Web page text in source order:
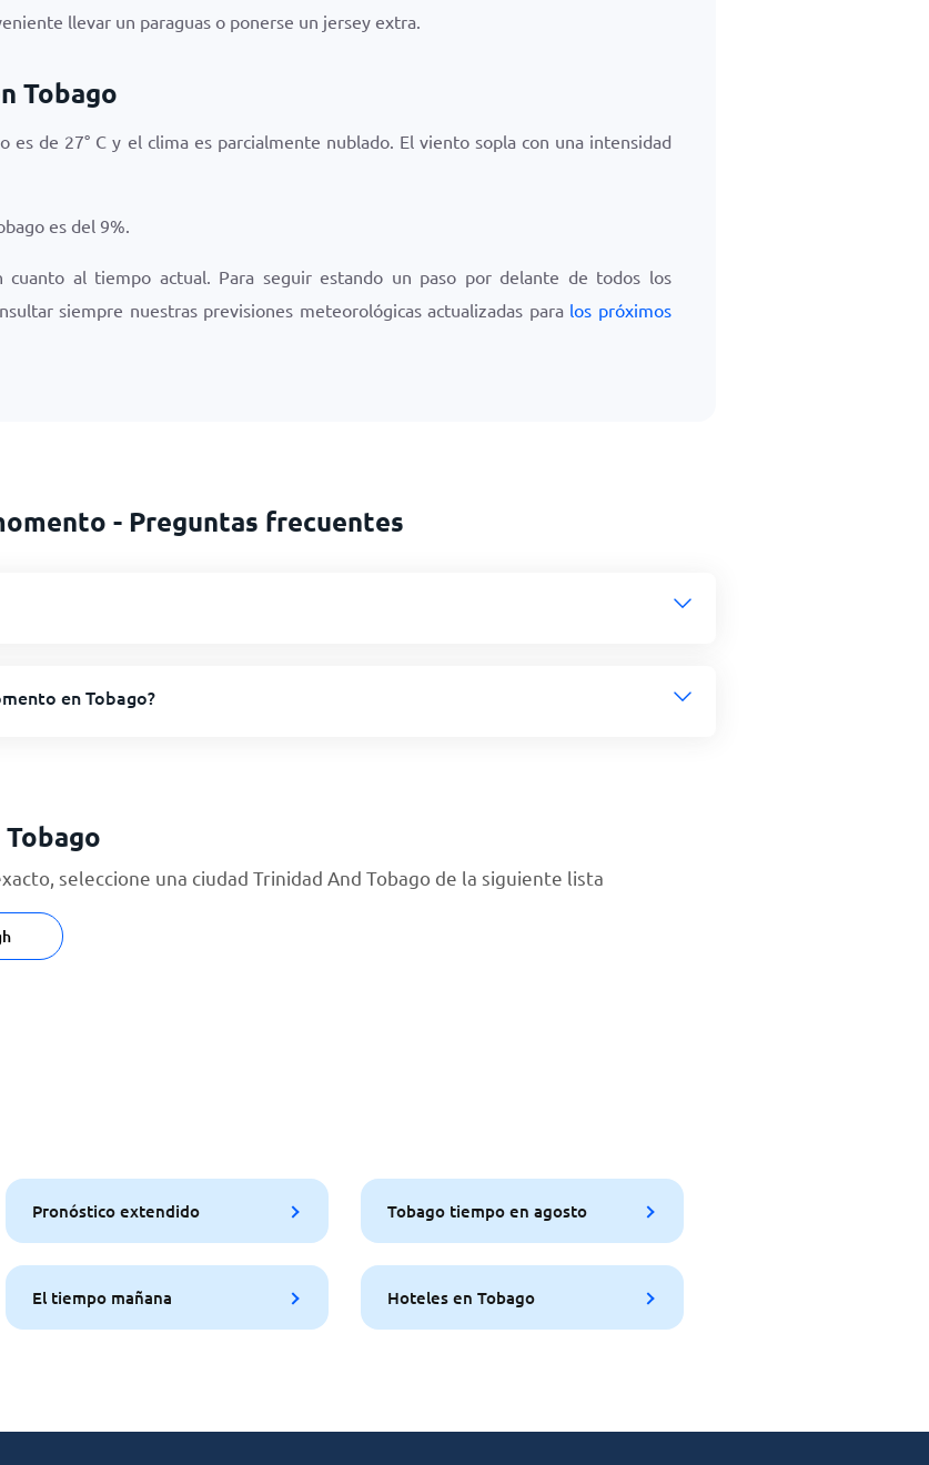
llevar un paraguas o ponerse un jersey extra.
Tobago
es de 27° C y el clima es parcialmente nublado. El viento sopla con una intensidad
es del 9%.
al tiempo actual. Para seguir estando un paso por delante de todos los
siempre nuestras previsiones meteorológicas actualizadas para los próximos
- Preguntas frecuentes
en Tobago?
seleccione una ciudad Trinidad And Tobago de la siguiente lista
Pronóstico extendido Tobago tiempo en agosto
El tiempo mañana Hoteles en Tobago